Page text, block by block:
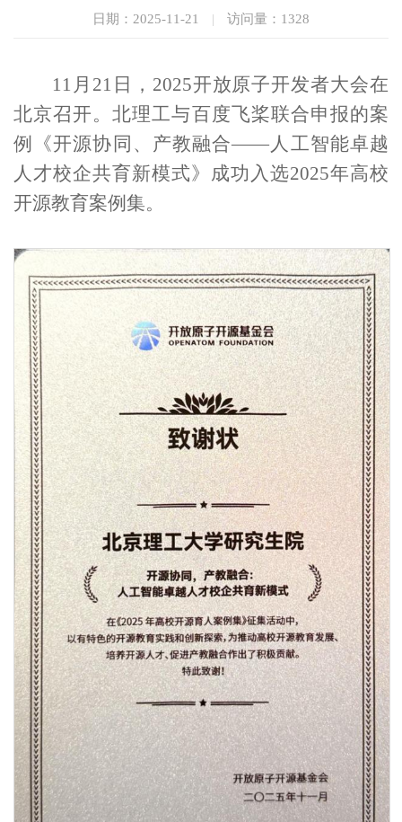
日期：2025-11-21 | 访问量： 1328
11 月 21 日 ， 2025开放原子开发者大会在
北京召开。北理工与百度飞桨联合申报的案
例《开源协同、产教融合—— 人工智能卓越
人才校企共育新模式》成功入选2025年高校
开源教育案例集。